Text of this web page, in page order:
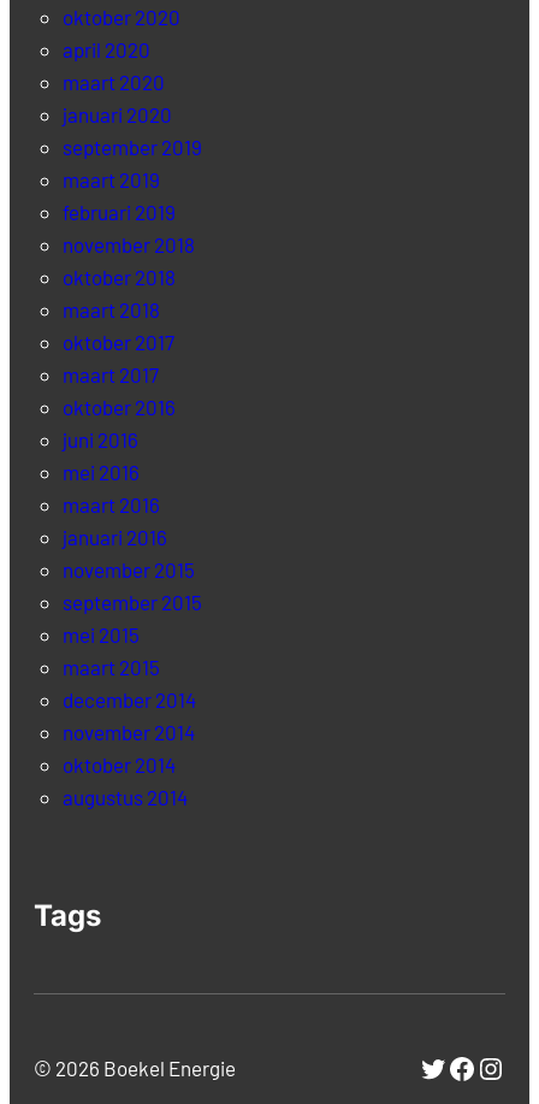
oktober 2020
april 2020
maart 2020
januari 2020
september 2019
maart 2019
februari 2019
november 2018
oktober 2018
maart 2018
oktober 2017
maart 2017
oktober 2016
juni 2016
mei 2016
maart 2016
januari 2016
november 2015
september 2015
mei 2015
maart 2015
december 2014
november 2014
oktober 2014
augustus 2014
Tags
© 2026 Boekel Energie Twitter